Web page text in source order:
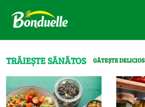
TRĂIEȘTE SĂNĂTOS GĂTEȘTE DELICIOS